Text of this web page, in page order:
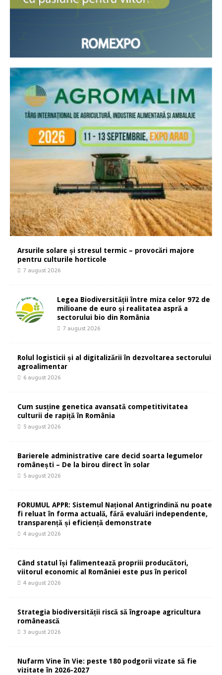
Arsurile solare și stresul termic – provocări majore
pentru culturile horticole
7 august 2026
Legea Biodiversității între miza celor 972 de
milioane de euro și realitatea aspră a
sectorului bio din România
7 august 2026
Rolul logisticii și al digitalizării în dezvoltarea sectorului
agroalimentar
6 august 2026
Cum susține genetica avansată competitivitatea
culturii de rapiță în România
5 august 2026
Barierele administrative care decid soarta legumelor
românești – De la birou direct în solar
5 august 2026
FORUMUL APPR: Sistemul Național Antigrindină nu poate
fi reluat în forma actuală, fără evaluări independente,
transparență și eficiență demonstrate
4 august 2026
Când statul își falimentează propriii producători,
viitorul economic al României este pus în pericol
4 august 2026
Strategia biodiversității riscă să îngroape agricultura
românească
3 august 2026
Nufarm Vine în Vie: peste 180 podgorii vizate să fie
vizitate în 2026-2027